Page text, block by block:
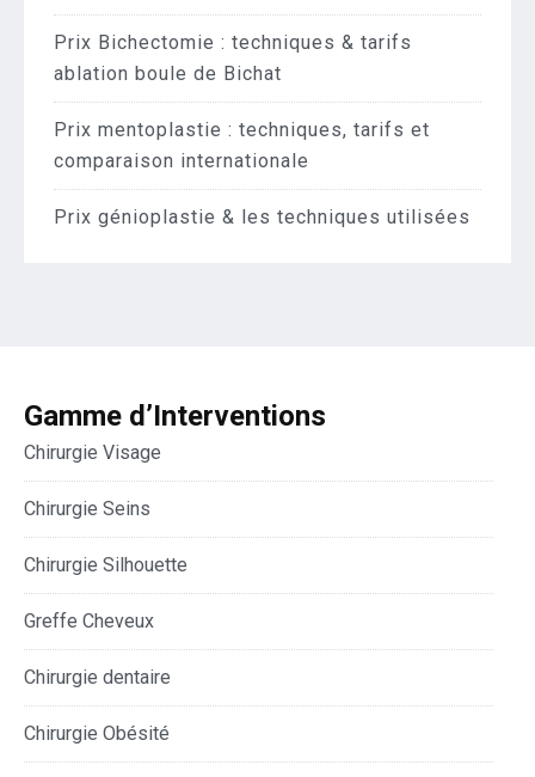
Prix Bichectomie : techniques & tarifs
ablation boule de Bichat
Prix mentoplastie : techniques, tarifs et
comparaison internationale
Prix génioplastie & les techniques utilisées
Gamme d’Interventions
Chirurgie Visage
Chirurgie Seins
Chirurgie Silhouette
Greffe Cheveux
Chirurgie dentaire
Chirurgie Obésité